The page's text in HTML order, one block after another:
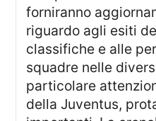
forniranno
riguardo agli esiti
classifiche e alle
squadre nelle
particolare
della Juventus,